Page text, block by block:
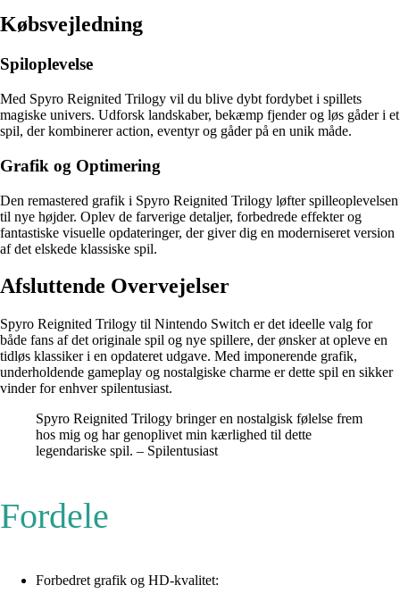
Købsvejledning
Spiloplevelse
Med Spyro Reignited Trilogy vil du blive dybt fordybet i spillets
magiske univers. Udforsk landskaber, bekæmp fjender og løs gåder i et
spil, der kombinerer action, eventyr og gåder på en unik måde.
Grafik og Optimering
Den remastered grafik i Spyro Reignited Trilogy løfter spilleoplevelsen
til nye højder. Oplev de farverige detaljer, forbedrede effekter og
fantastiske visuelle opdateringer, der giver dig en moderniseret version
af det elskede klassiske spil.
Afsluttende Overvejelser
Spyro Reignited Trilogy til Nintendo Switch er det ideelle valg for
både fans af det originale spil og nye spillere, der ønsker at opleve en
tidløs klassiker i en opdateret udgave. Med imponerende grafik,
underholdende gameplay og nostalgiske charme er dette spil en sikker
vinder for enhver spilentusiast.
Spyro Reignited Trilogy bringer en nostalgisk følelse frem
hos mig og har genoplivet min kærlighed til dette
legendariske spil. – Spilentusiast
Fordele
Forbedret grafik og HD-kvalitet: